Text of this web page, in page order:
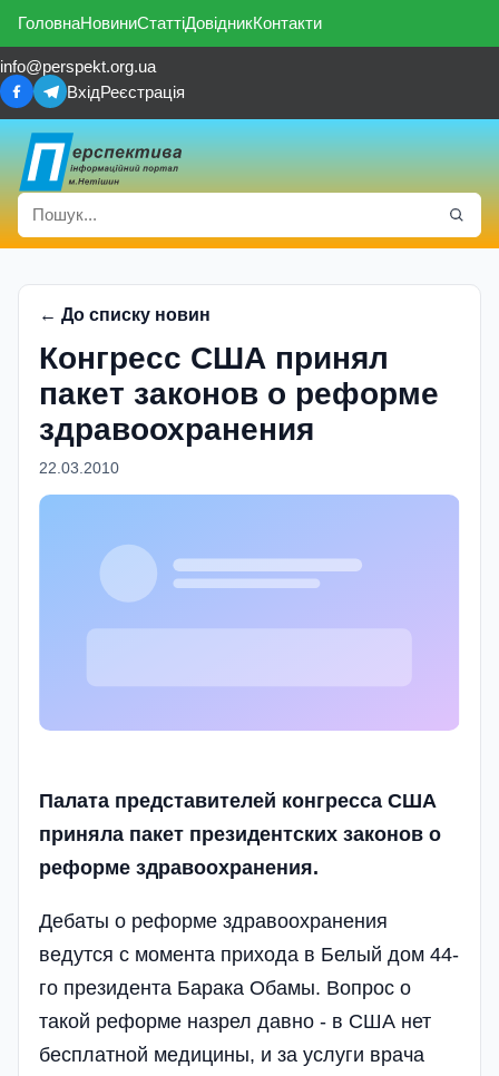
ГоловнаНовиниСтаттіДовідникКонтакти
info@perspekt.org.ua
ВхідРеєстрація
← До списку новин
Конгресс США принял
пакет законов о реформе
здравоохранения
22.03.2010
Палата представителей конгресса США
приняла пакет президентских законов о
реформе здравоохранения.
Дебаты о реформе здравоохранения
ведутся с момента прихода в Белый дом 44-
го президента Барака Обамы. Вопрос о
такой реформе назрел давно - в США нет
бесплатной медицины, и за услуги врача